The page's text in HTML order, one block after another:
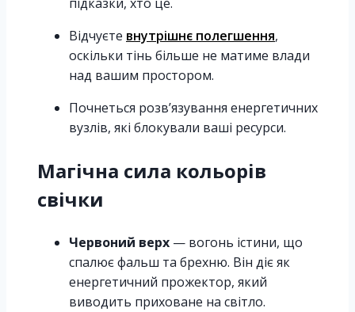
Відчуєте внутрішнє полегшення,
оскільки тінь більше не матиме влади
над вашим простором.
Почнеться розв’язування енергетичних
вузлів, які блокували ваші ресурси.
Магічна сила кольорів
свічки
Червоний верх — вогонь істини, що
спалює фальш та брехню. Він діє як
енергетичний прожектор, який
виводить приховане на світло.